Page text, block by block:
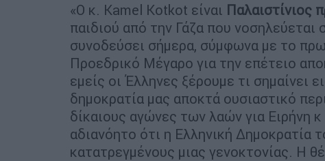
«Ο κ. Kamel Kotkot είναι Παλαιστίνιος
παιδιού από την Γάζα που
συνοδεύσει σήμερα, σύμφωνα με το
Προεδρικό Μέγαρο για την επέτειο
εμείς οι Έλληνες ξέρουμε τι σημαίνει
δημοκρατία μας αποκτά ουσιαστικό
δίκαιους αγώνες των λαών για Ειρήνη
αδιανόητο ότι η Ελληνική Δημοκρατία
κατατρεγμένους μιας γενοκτονίας. Η